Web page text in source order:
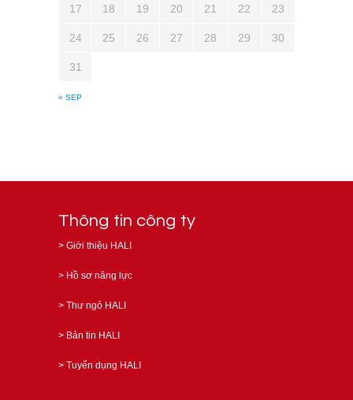
« SEP
17 18 19 20 21 22 23
24 25 26 27 28 29 30
31
Thông tin công ty
> Giới thiệu HALI
> Hồ sơ năng lực
> Thư ngỏ HALI
> Bản tin HALI
> Tuyển dụng HALI